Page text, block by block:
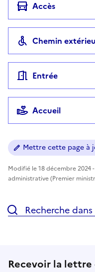
Accès
Chemin
Entrée
Accueil
Mettre cette page à
Modifié le 18 décembre
administrative (Premier
Recherche dans
Recevoir la